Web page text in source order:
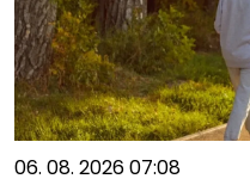
06. 08. 2026 07:08